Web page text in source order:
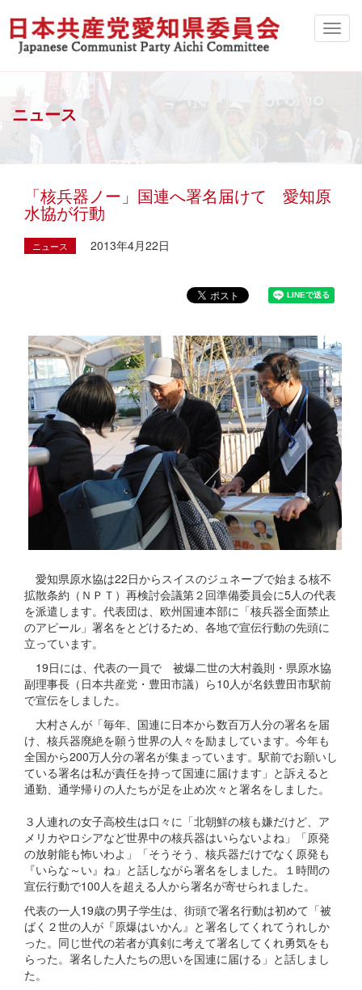
ニュース
「核兵器ノー」国連へ署名届けて 愛知原
水協が行動
ニュース 2013年4月22日
愛知県原水協は22日からスイスのジュネーブで始まる核不
拡散条約（ＮＰＴ）再検討会議第２回準備委員会に5人の代表
を派遣します。代表団は、欧州国連本部に「核兵器全面禁止
のアピール」署名をとどけるため、各地で宣伝行動の先頭に
立っています。
19日には、代表の一員で 被爆二世の大村義則・県原水協
副理事長（日本共産党・豊田市議）ら10人が名鉄豊田市駅前
で宣伝をしました。
大村さんが「毎年、国連に日本から数百万人分の署名を届
け、核兵器廃絶を願う世界の人々を励ましています。今年も
全国から200万人分の署名が集まっています。駅前でお願いし
ている署名は私が責任を持って国連に届けます」と訴えると
通勤、通学帰りの人たちが足を止め次々と署名をしました。
３人連れの女子高校生は口々に「北朝鮮の核も嫌だけど、ア
メリカやロシアなど世界中の核兵器はいらないよね」「原発
の放射能も怖いわよ」「そうそう、核兵器だけでなく原発も
『いらな～い』ね」と話しながら署名をしました。１時間の
宣伝行動で100人を超える人から署名が寄せられました。
代表の一人19歳の男子学生は、街頭で署名行動は初めて「被
ばく２世の人が『原爆はいかん』と署名してくれてうれしか
った。同じ世代の若者が真剣に考えて署名してくれ勇気をも
らった。署名した人たちの思いを国連に届ける」と話しまし
た。